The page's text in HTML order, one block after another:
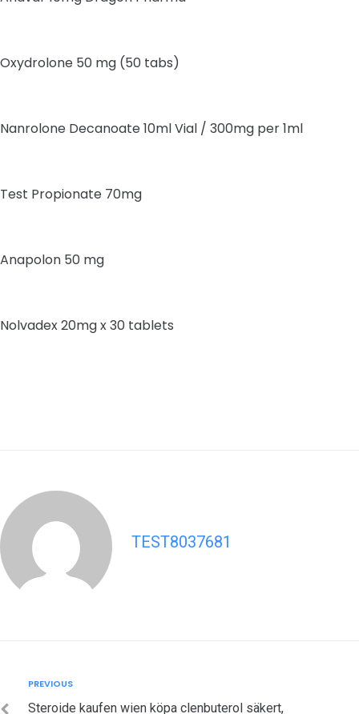
Oxydrolone 50 mg (50 tabs)
Nanrolone Decanoate 10ml Vial / 300mg per 1ml
Test Propionate 70mg
Anapolon 50 mg
Nolvadex 20mg x 30 tablets
TEST8037681
navigation
Previous
PREVIOUS
Steroide kaufen wien köpa clenbuterol säkert,